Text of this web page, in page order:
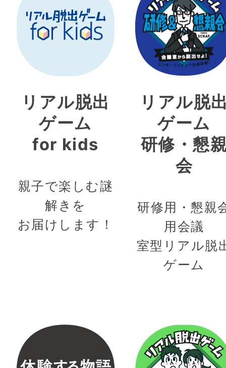
リアル脱出
ゲーム
for kids
親子で楽しむ謎
解きを
お届けします！
リアル脱
ゲーム
研修・懇
会
研修用・懇親
用会議
室型リアル脱
ゲーム